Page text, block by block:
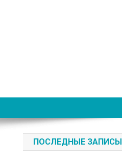
ПОСЛЕДНЫЕ ЗАПИСЫ